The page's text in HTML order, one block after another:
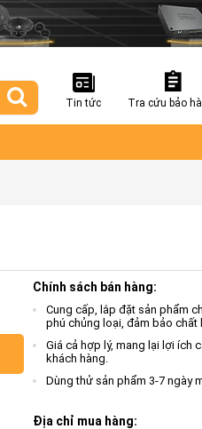
Tin tức Tra cứu bảo
Chính sách bán hàng:
Cung cấp, lắp đặt sản phẩm
phú chủng loại, đảm bảo chất
Giá cả hợp lý, mang lại lợi ích
khách hàng.
Dùng thử sản phẩm 3-7 ngày
Địa chỉ mua hàng: